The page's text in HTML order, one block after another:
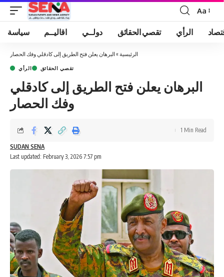
Font
Resizer
Aa
سياسة اقاليــم دولــي تقصي الحقائق الرأي
الرئيسية » البرهان يعلن فتح الطريق إلى كادقلي وفك الحصار
الرأي تقصي الحقائق
البرهان يعلن فتح الطريق إلى كادقلي
وفك الحصار
Last updated: February 3, 2026 7:57 pm
SUDAN SENA
1 Min Read